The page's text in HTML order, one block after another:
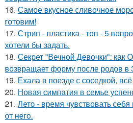
16. Самое вкусное сливочное
готовим!
17. Стрип - пластика - топ - 5
хотели бы задать.
18. Секрет "Вечной Девочки": как
возвращает форму после родов в
19. Ехала в поезде с соседкой,
20. Новая симпатия в семье
21. Лето - время чувствовать себя
от него.